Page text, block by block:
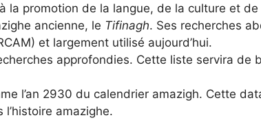
la promotion de la langue, de la culture et de
ancienne, le Tifinagh. Ses recherches
et largement utilisé aujourd’hui.
approfondies. Cette liste servira de
l’an 2930 du calendrier amazigh. Cette
amazighe.